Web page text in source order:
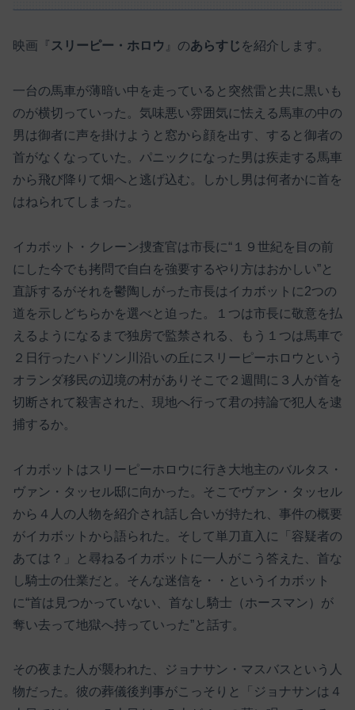
映画『 スリーピー・ホロウ 』のあらすじ を紹介します。
一台の馬車が薄暗い中を走っていると突然雷と共に黒いも
のが横切っていった。気味悪い雰囲気に怯える馬車の中の
男は御者に声を掛けようと窓から顔を出す、すると御者の
首がなくなっていた。パニックになった男は疾走する馬車
から飛び降りて畑へと逃げ込む。しかし男は何者かに首を
はねられてしまった。
イカボット・クレーン捜査官は市長に“１９世紀を目の前
にした今でも拷問で自白を強要するやり方はおかしい”と
直訴するがそれを鬱陶しがった市長はイカボットに2つの
道を示しどちらかを選べと迫った。１つは市長に敬意を払
えるようになるまで独房で監禁される、もう１つは馬車で
２日行ったハドソン川沿いの丘にスリーピーホロウという
オランダ移民の辺境の村がありそこで２週間に３人が首を
切断されて殺害された、現地へ行って君の持論で犯人を逮
捕するか。
イカボットはスリーピーホロウに行き大地主のバルタス・
ヴァン・タッセル邸に向かった。そこでヴァン・タッセル
から４人の人物を紹介され話し合いが持たれ、事件の概要
がイカボットから語られた。そして単刀直入に「容疑者の
あては？」と尋ねるイカボットに一人がこう答えた、首な
し騎士の仕業だと。そんな迷信を・・というイカボット
に“首は見つかっていない、首なし騎士（ホースマン）が
奪い去って地獄へ持っていった”と話す。
その夜また人が襲われた、ジョナサン・マスバスという人
物だった。彼の葬儀後判事がこっそりと「ジョナサンは４